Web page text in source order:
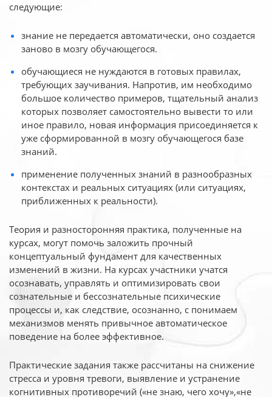
следующие:
знание не передается автоматически, оно создается
заново в мозгу обучающегося.
обучающиеся не нуждаются в готовых правилах,
требующих заучивания. Напротив, им необходимо
большое количество примеров, тщательный анализ
которых позволяет самостоятельно вывести то или
иное правило, новая информация присоединяется к
уже сформированной в мозгу обучающегося базе
знаний.
применение полученных знаний в разнообразных
контекстах и реальных ситуациях (или ситуациях,
приближенных к реальности).
Теория и разносторонняя практика, полученные на
курсах, могут помочь заложить прочный
концептуальный фундамент для качественных
изменений в жизни. На курсах участники учатся
осознавать, управлять и оптимизировать свои
сознательные и бессознательные психические
процессы и, как следствие, осознанно, с понимаем
механизмов менять привычное автоматическое
поведение на более эффективное.
Практические задания также рассчитаны на снижение
стресса и уровня тревоги, выявление и устранение
когнитивных противоречий («не знаю, чего хочу»,«не